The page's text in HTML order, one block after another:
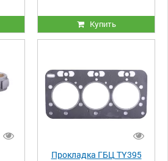
Купить
Прокладка ГБЦ TY395